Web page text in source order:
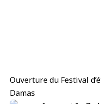
Ouverture du Festival
Damas